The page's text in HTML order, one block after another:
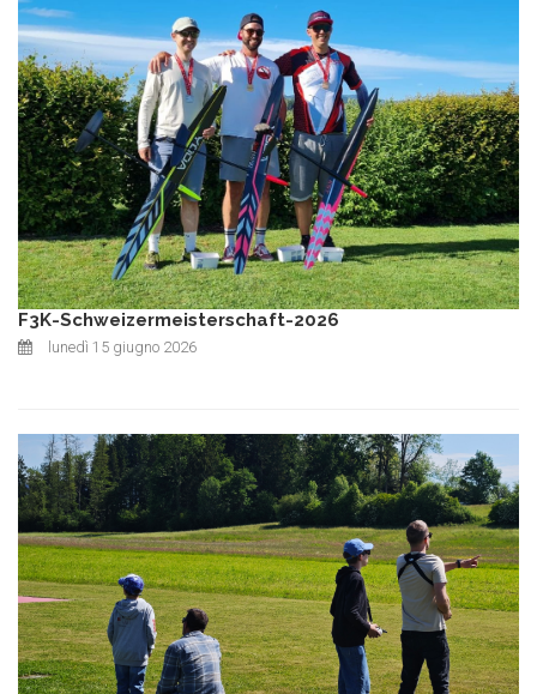
F3K-Schweizermeisterschaft-2026
lunedì 15 giugno 2026